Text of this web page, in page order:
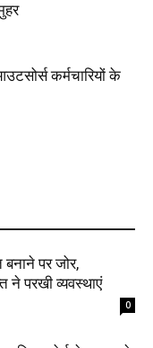
कर्मचारियों के
पर जोर,
परखी व्यवस्थाएं
0